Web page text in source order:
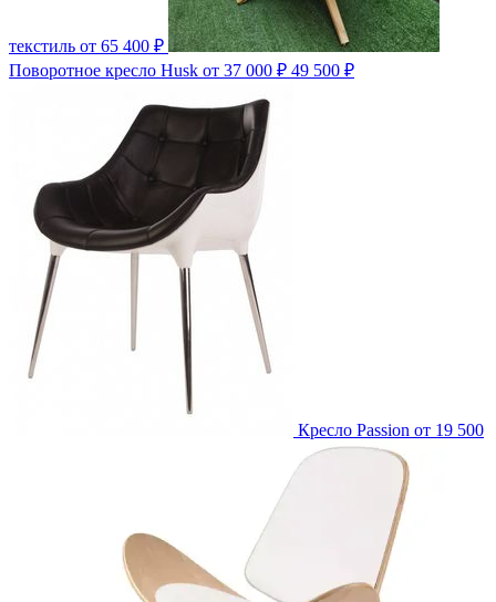
текстиль от 65 400 ₽
Поворотное кресло Husk от 37 000 ₽ 49 500 ₽
Кресло Passion от 19 500